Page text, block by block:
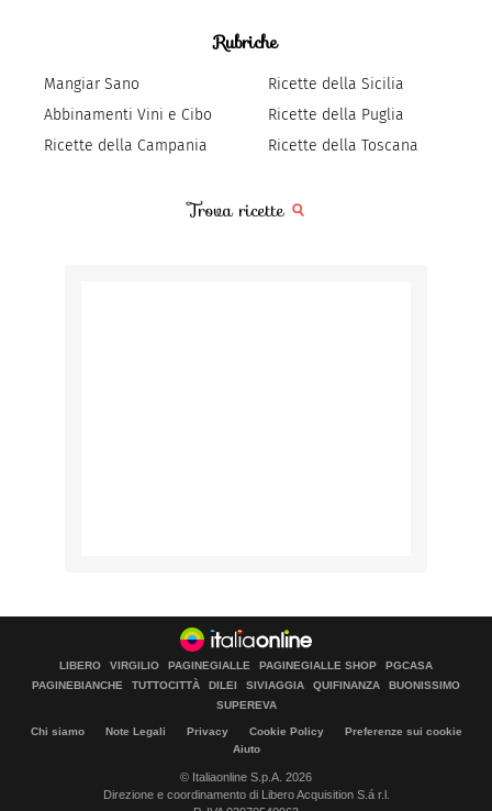
Rubriche
Mangiar Sano
Abbinamenti Vini e Cibo
Ricette della Campania
Ricette della Sicilia
Ricette della Puglia
Ricette della Toscana
Trova ricette
LIBERO VIRGILIO PAGINEGIALLE PAGINEGIALLE SHOP
PGCASA
PAGINEBIANCHE
TUTTOCITTÀ DILEI SIVIAGGIA QUIFINANZA
BUONISSIMO
SUPEREVA
Chi siamo Note Legali Privacy Cookie Policy
Preferenze sui cookie
Aiuto
© Italiaonline S.p.A. 2026
Direzione e coordinamento di Libero Acquisition S.á r.l.